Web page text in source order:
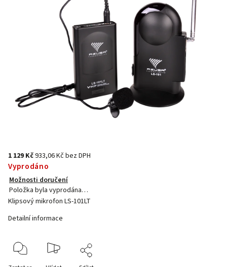
1 129 Kč933,06 Kč bez DPH
Vyprodáno
Možnosti doručení
Položka byla vyprodána…
Klipsový mikrofon LS-101LT
Detailní informace